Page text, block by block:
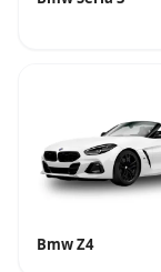
Bmw Z4